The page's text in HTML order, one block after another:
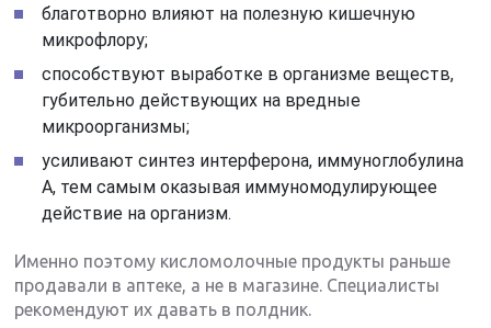
благотворно влияют на полезную кишечную
микрофлору;
способствуют выработке в организме веществ,
губительно действующих на вредные
микроорганизмы;
усиливают синтез интерферона, иммуноглобулина
А, тем самым оказывая иммуномодулирующее
действие на организм.
Именно поэтому кисломолочные продукты раньше
продавали в аптеке, а не в магазине. Специалисты
рекомендуют их давать в полдник.